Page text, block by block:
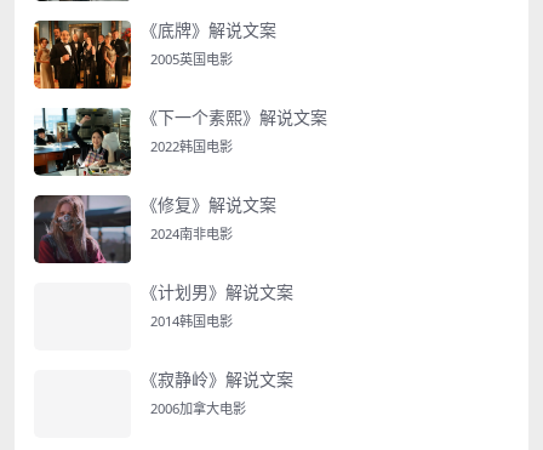
《底牌》解说文案
2005英国电影
《下一个素熙》解说文案
2022韩国电影
《修复》解说文案
2024南非电影
《计划男》解说文案
2014韩国电影
《寂静岭》解说文案
2006加拿大电影